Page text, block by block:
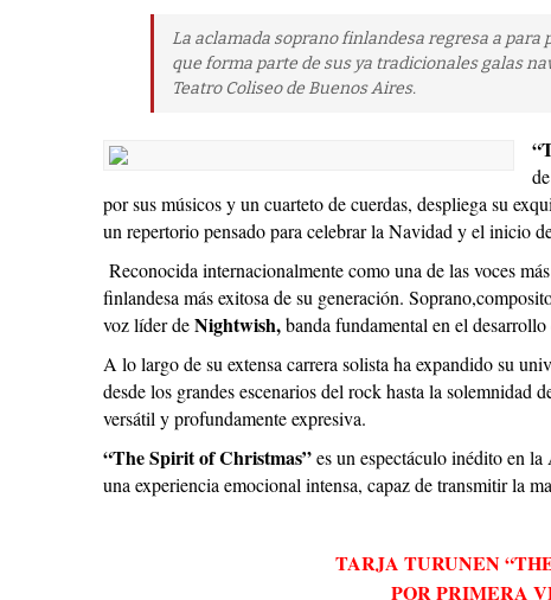
La aclamada soprano finlandesa regresa a para
que forma parte de sus ya tradicionales galas
Teatro Coliseo de Buenos Aires.
por sus músicos y un cuarteto de cuerdas, despliega su
un repertorio pensado para celebrar la Navidad y el inicio
Reconocida internacionalmente como una de las voces
finlandesa más exitosa de su generación.
voz líder deNightwish,banda fundamental en el
A lo largo de su extensa carrera solista ha expandido su
desde los grandes escenarios del rock hasta la solemnidad
versátil y profundamente expresiva.
“The Spirit of Christmas”es un espectáculo inédito en
una experiencia emocional intensa, capaz de transmitir la
TARJA TURUNEN“
POR PRIMERA